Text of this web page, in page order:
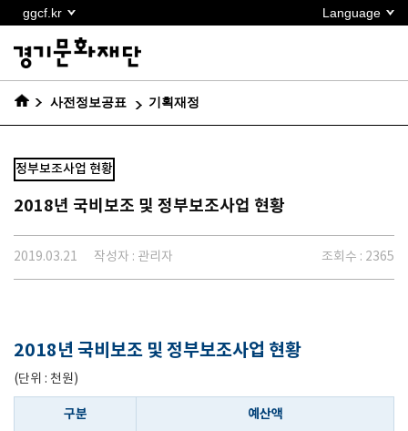
바로가기
ggcf.kr Language
사전정보공표 기획재정
정부보조사업 현황
2018년 국비보조 및 정부보조사업 현황
2019.03.21 작성자 : 관리자 조회수 : 2365
2018년 국비보조 및 정부보조사업 현황
(단위 : 천원)
구분 예산액